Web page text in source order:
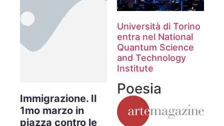
Immigrazione. Il
1mo marzo in
piazza contro le
Università di Torino
entra nel National
Quantum Science
and Technology
Institute
Poesia